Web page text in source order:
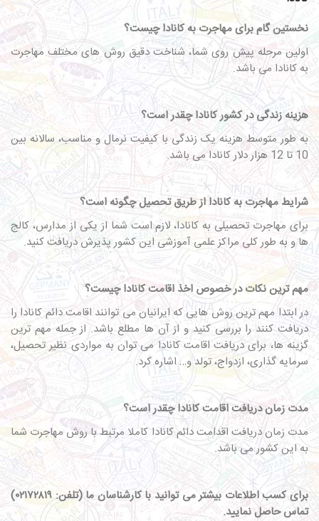
نخستین گام برای مهاجرت به کانادا چیست؟
اولین مرحله پیش روی شما، شناخت دقیق روش های مختلف مهاجرت
به کانادا می باشد.
هزینه زندگی در کشور کانادا چقدر است؟
به طور متوسط هزینه یک زندگی با کیفیت نرمال و مناسب، سالانه بین
10 تا 12 هزار دلار کانادا می باشد.
شرایط مهاجرت به کانادا از طریق تحصیل چگونه است؟
برای مهاجرت تحصیلی به کانادا، لازم است شما از یکی از مدارس، کالج
ها و به طور کلی مراکز علمی آموزشی این کشور پذیرش دریافت کنید.
مهم ترین نکات در خصوص اخذ اقامت کاناداچیست؟
در ابتدا مهم ترین روش هایی که ایرانیان می توانند اقامت دائم کانادا را
دریافت کنند را بررسی کنید و از آن ها مطلع باشد. از جمله مهم ترین
گزینه ها، برای دریافت اقامت کانادا می توان به مواردی نظیر تحصیل،
سرمایه گذاری، ازدواج، تولد و… اشاره کرد.
مدت زمان دریافت اقامت کانادا چقدر است؟
مدت زمان دریافت اقدامت دائم کانادا کاملا مرتبط با روش مهاجرت شما
به این کشور می باشد.
برای کسب اطلاعات بیشتر می توانید با کارشناسان ما (تلفن: ۰۲۱۷۲۸۱۹)
تماس حاصل نمایید.